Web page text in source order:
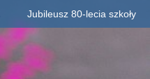
Jubileusz 80-lecia szkoły
Informacje o jubileuszu